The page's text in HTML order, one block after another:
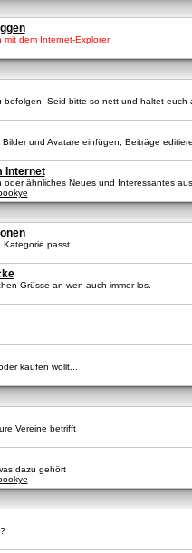
dem Internet-Explorer
befolgen. Seid bitte so nett und haltet euch
und Avatare einfügen, Beiträge
Internet
oder ähnliches Neues und Interessantes
Kategorie passt
Grüsse an wen auch immer los.
kaufen wollt...
Vereine betrifft
dazu gehört